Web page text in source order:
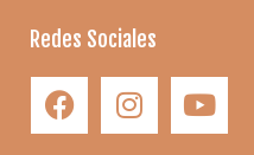
Redes Sociales